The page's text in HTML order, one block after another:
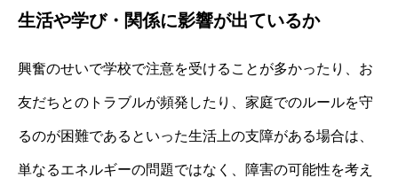
生活や学び・関係に影響が出ているか
興奮のせいで学校で注意を受けることが多かったり、お
友だちとのトラブルが頻発したり、家庭でのルールを守
るのが困難であるといった生活上の支障がある場合は、
単なるエネルギーの問題ではなく、障害の可能性を考え